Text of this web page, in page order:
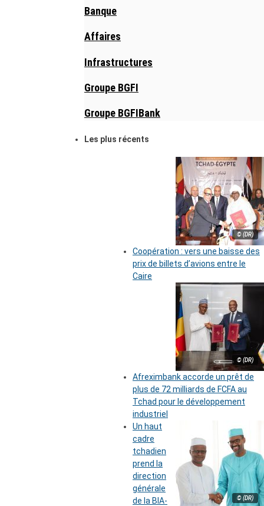
Banque
Affaires
Infrastructures
Groupe BGFI
Groupe BGFIBank
Les plus récents
© (DR)
Coopération : vers une baisse des
prix de billets d’avions entre le
Caire
© (DR)
Afreximbank accorde un prêt de
plus de 72 milliards de FCFA au
Tchad pour le développement
industriel
© (DR)
Un haut
cadre
tchadien
prend la
direction
générale
de la BIA-